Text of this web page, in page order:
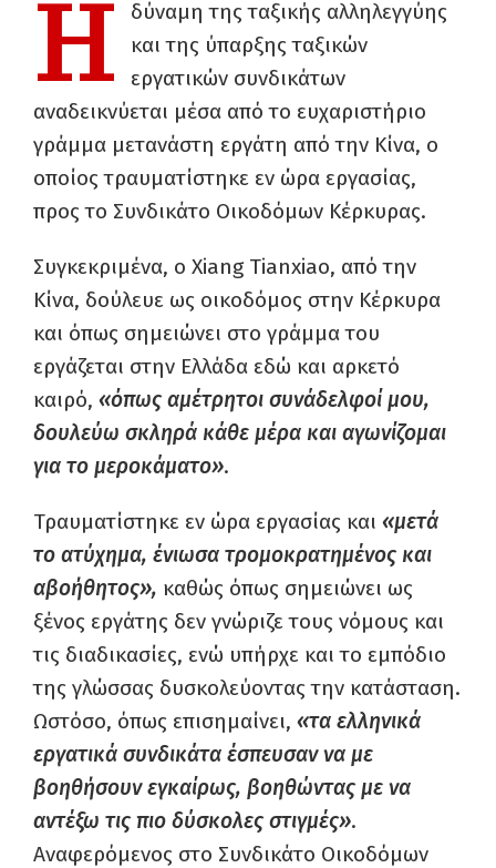
Η
δύναμη της ταξικής αλληλεγγύης
και της ύπαρξης ταξικών
εργατικών συνδικάτων
αναδεικνύεται μέσα από το ευχαριστήριο
γράμμα μετανάστη εργάτη από την Κίνα, ο
οποίος τραυματίστηκε εν ώρα εργασίας,
προς το Συνδικάτο Οικοδόμων Κέρκυρας.
Συγκεκριμένα, ο Xiang Tianxiao, από την
Κίνα, δούλευε ως οικοδόμος στην Κέρκυρα
και όπως σημειώνει στο γράμμα του
εργάζεται στην Ελλάδα εδώ και αρκετό
καιρό, «όπως αμέτρητοι συνάδελφοί μου,
δουλεύω σκληρά κάθε μέρα και αγωνίζομαι
για το μεροκάματο».
Τραυματίστηκε εν ώρα εργασίας και «μετά
το ατύχημα, ένιωσα τρομοκρατημένος και
αβοήθητος», καθώς όπως σημειώνει ως
ξένος εργάτης δεν γνώριζε τους νόμους και
τις διαδικασίες, ενώ υπήρχε και το εμπόδιο
της γλώσσας δυσκολεύοντας την κατάσταση.
Ωστόσο, όπως επισημαίνει, «τα ελληνικά
εργατικά συνδικάτα έσπευσαν να με
βοηθήσουν εγκαίρως, βοηθώντας με να
αντέξω τις πιο δύσκολες στιγμές».
Αναφερόμενος στο Συνδικάτο Οικοδόμων